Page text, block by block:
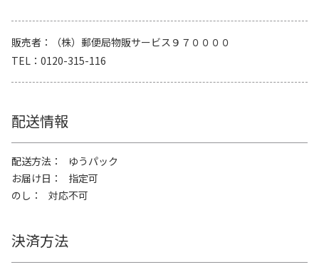
販売者
（株）郵便局物販サービス９７００００
TEL
0120-315-116
配送情報
配送方法
ゆうパック
お届け日
指定可
のし
対応不可
決済方法